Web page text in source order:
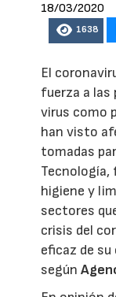
18/03/2020
1638
El
fuerza a las
virus como
han visto
tomadas
higiene y
sectores
crisis del
eficaz de
según